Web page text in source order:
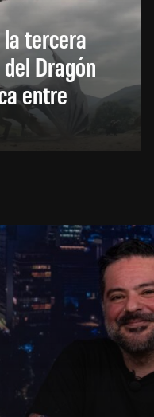
tercera
Dragón
entre